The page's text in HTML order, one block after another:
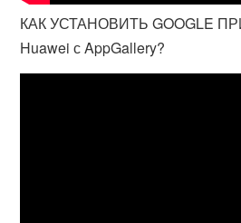
КАК УСТАНОВИТЬ GOOGLE
Huawei с AppGallery?